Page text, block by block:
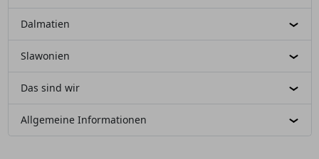
Dalmatien
Slawonien
Das sind wir
Allgemeine Informationen